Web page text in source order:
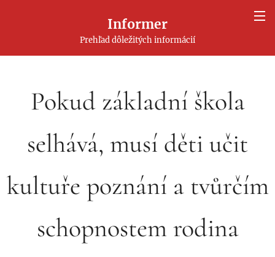
Informer
Prehľad dôležitých informácií
Pokud základní škola
selhává, musí děti učit
kultuře poznání a tvůrčím
schopnostem rodina